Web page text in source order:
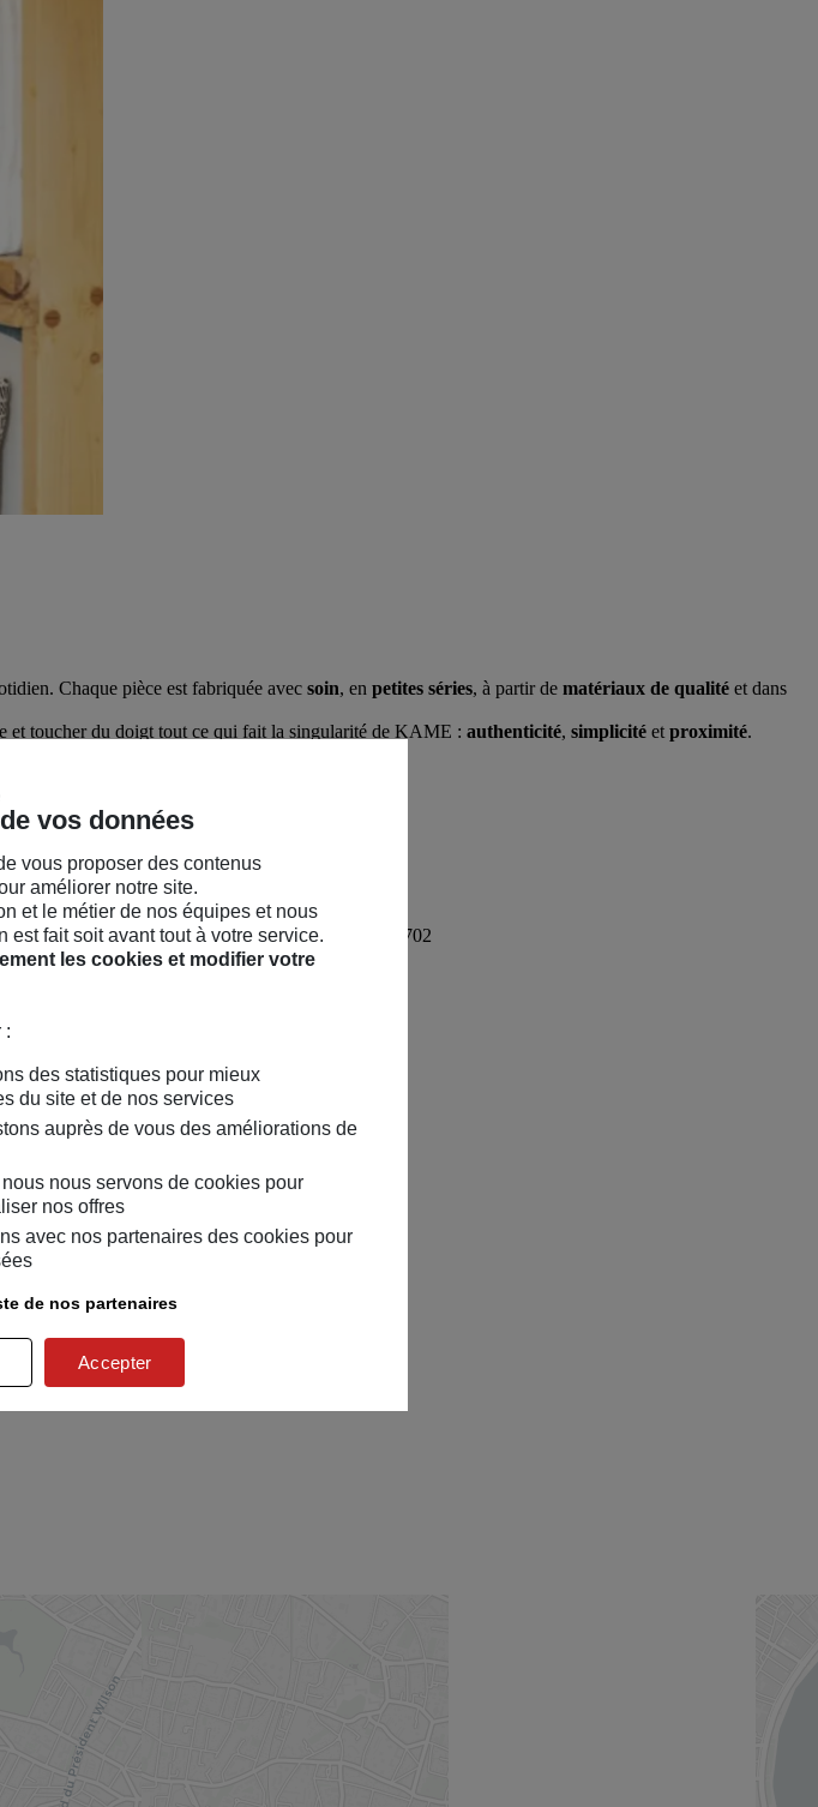
Chaque pièce est fabriquée avec soin, en petites séries, à partir de matériaux de qualité et dans
et toucher du doigt tout ce qui fait la singularité de KAME : authenticité, simplicité et proximité.
régie par le Code des assurances Siren : 775 709 702
vos données
vous proposer des contenus
améliorer notre site.
et le métier de nos équipes et nous
fait soit avant tout à votre service.
les cookies et modifier votre
:
des statistiques pour mieux
du site et de nos services
auprès de vous des améliorations de
nous nous servons de cookies pour
nos offres
avec nos partenaires des cookies pour
de nos partenaires
Accepter